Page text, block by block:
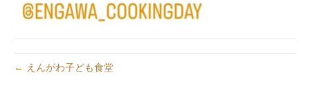
← えんがわ子ども食堂